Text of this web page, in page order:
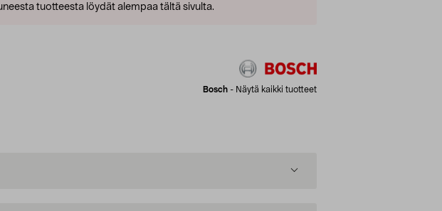
tuotteesta löydät alempaa tältä sivulta.
Bosch - Näytä kaikki tuotteet